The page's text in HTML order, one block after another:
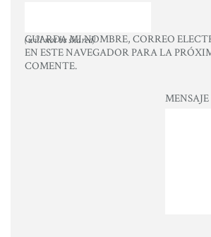
(will not be shared)
GUARDA MI NOMBRE, CORREO
EN ESTE NAVEGADOR PARA LA
COMENTE.
MENSAJE